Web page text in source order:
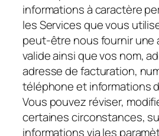
informations à caractère
les Services que vous
peut-être nous fournir une
valide ainsi que vos nom,
adresse de facturation,
téléphone et informations
Vous pouvez réviser,
certaines circonstances,
informations via les